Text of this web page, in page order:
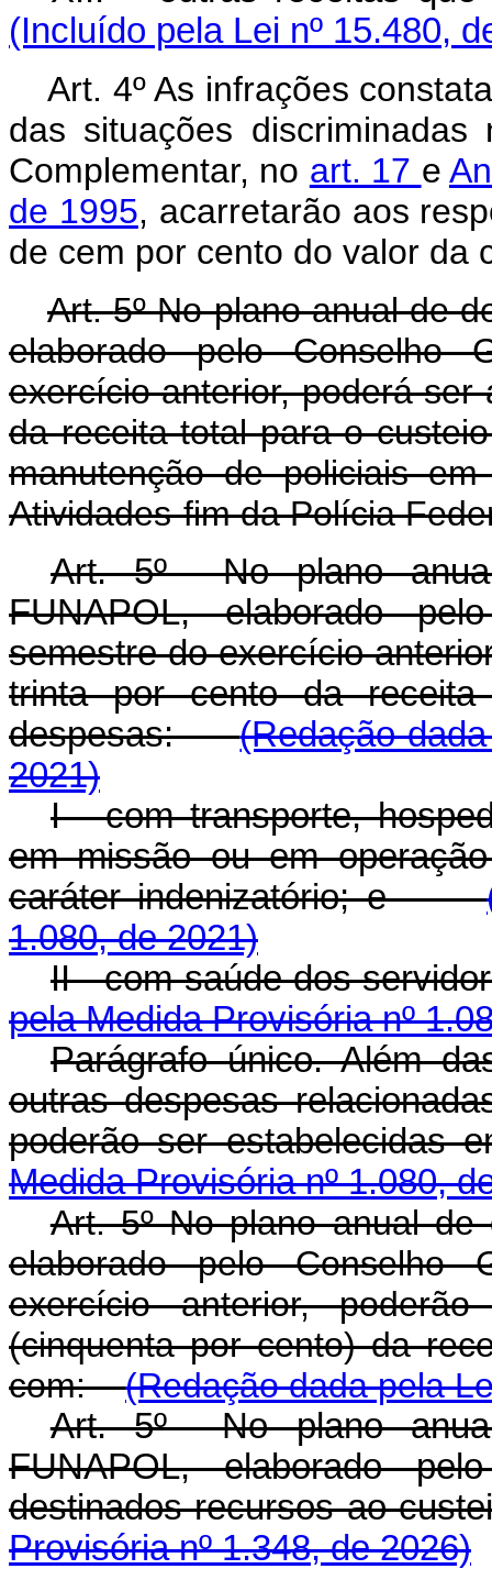
(Incluído pela Lei nº 15.480,
Art. 4º As infrações
das situações
Complementar, no art. 17 e
de 1995, acarretarão aos
de cem por cento do valor da
Art. 5º No plano anual de
elaborado pelo Conselho
exercício anterior, poderá
da receita total para o
manutenção de policiais
Atividades-fim da Polícia
Art. 5º No plano
FUNAPOL, elaborado
semestre do exercício
trinta por cento da
despesas:(Redação
2021)
I - com transporte,
em missão ou em
caráter indenizatório; e
1.080, de 2021)
II - com saúde dos
pela Medida Provisória nº
Parágrafo único. Além
outras despesas
poderão ser
Medida Provisória nº 1.080,
Art. 5º No plano anual de
elaborado pelo Conselho
exercício anterior,
(cinquenta por cento) da
com:(Redação dada pela
Art. 5º No plano
FUNAPOL, elaborado
destinados recursos ao
Provisória nº 1.348, de 2026)